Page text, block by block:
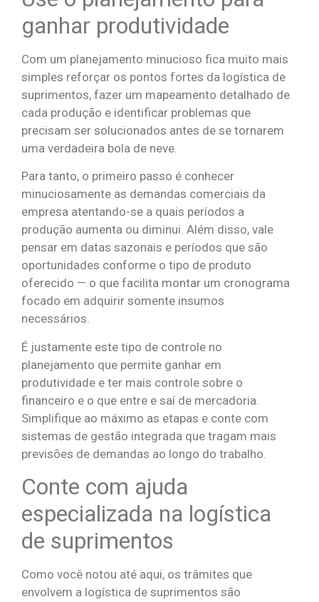
ganhar produtividade
Com um planejamento minucioso fica muito mais
simples reforçar os pontos fortes da logística de
suprimentos, fazer um mapeamento detalhado de
cada produção e identificar problemas que
precisam ser solucionados antes de se tornarem
uma verdadeira bola de neve.
Para tanto, o primeiro passo é conhecer
minuciosamente as demandas comerciais da
empresa atentando-se a quais períodos a
produção aumenta ou diminui. Além disso, vale
pensar em datas sazonais e períodos que são
oportunidades conforme o tipo de produto
oferecido — o que facilita montar um cronograma
focado em adquirir somente insumos
necessários.
É justamente este tipo de controle no
planejamento que permite ganhar em
produtividade e ter mais controle sobre o
financeiro e o que entre e saí de mercadoria.
Simplifique ao máximo as etapas e conte com
sistemas de gestão integrada que tragam mais
previsões de demandas ao longo do trabalho.
Conte com ajuda
especializada na logística
de suprimentos
Como você notou até aqui, os trâmites que
envolvem a logística de suprimentos são